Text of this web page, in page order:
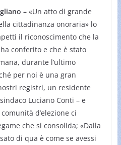
–«Un atto di grande
cittadinanza onoraria» lo
il riconoscimento che la
conferito e che è stato
durante l’ultimo
per noi è una gran
registri, un residente
Luciano Conti – e
d’elezione ci
che si consolida; «Dalla
di qua è come se avessi